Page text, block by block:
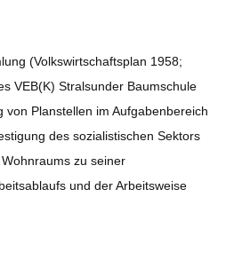
(Volkswirtschaftsplan 1958;
VEB(K) Stralsunder Baumschule
Planstellen im Aufgabenbereich
des sozialistischen Sektors
zu seiner
und der Arbeitsweise